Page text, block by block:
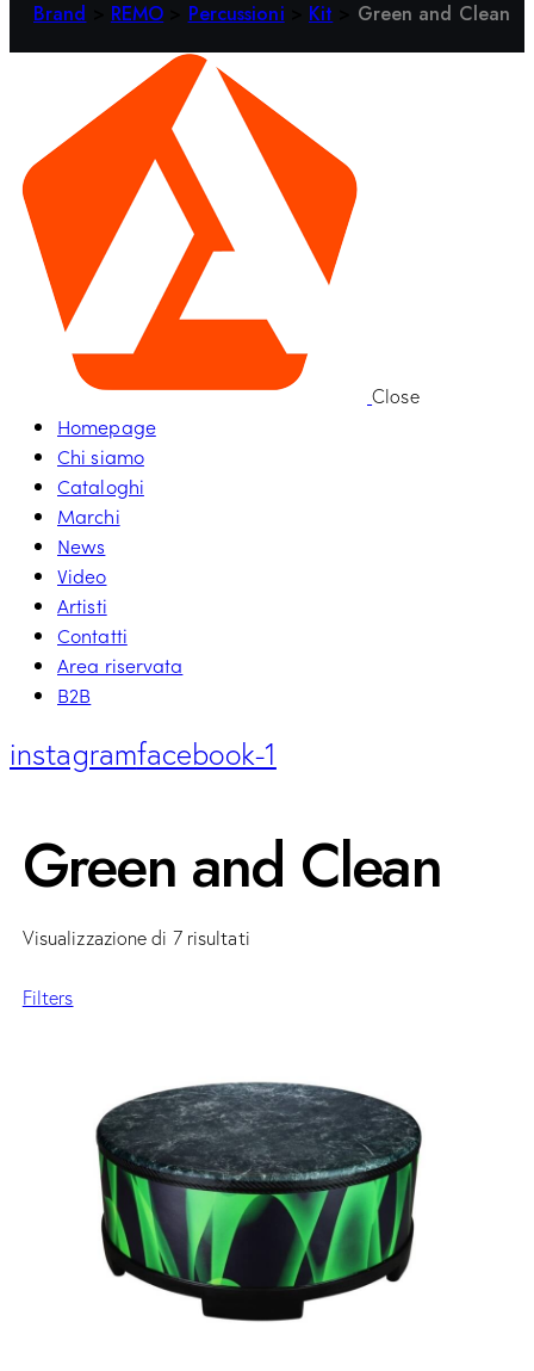
Brand REMO Percussioni Kit Green and Clean
Close
Homepage
Chi siamo
Cataloghi
Marchi
News
Video
Artisti
Contatti
Area riservata
B2B
instagramfacebook-1
Green and Clean
Visualizzazione di 7 risultati
Filters